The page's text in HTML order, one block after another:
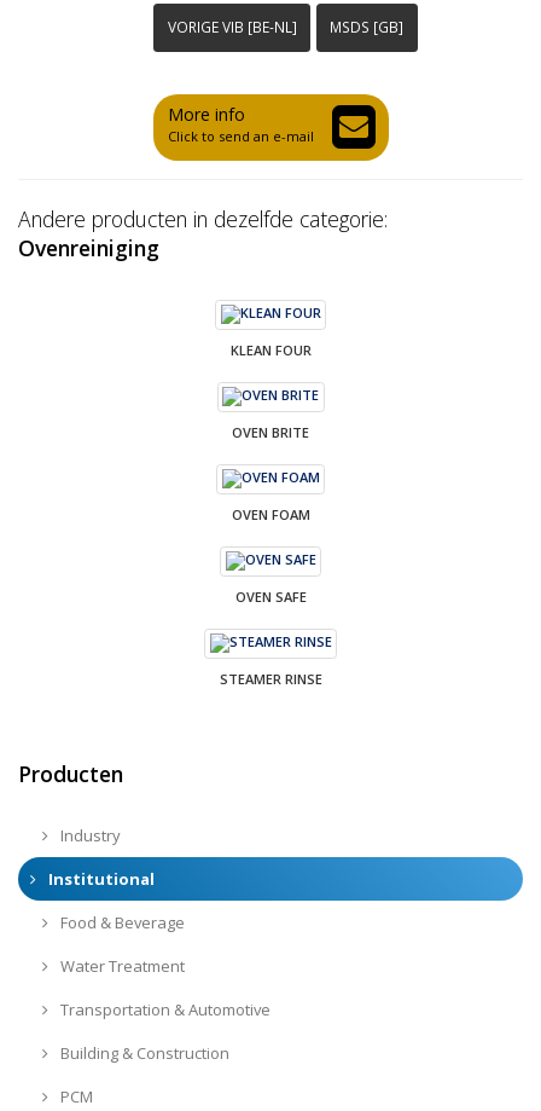
VORIGE VIB [BE-NL] MSDS [GB]
More info
Click to send an e-mail
Andere producten in dezelfde categorie:
Ovenreiniging
KLEAN FOUR
OVEN BRITE
OVEN FOAM
OVEN SAFE
STEAMER RINSE
Producten
Industry
Institutional
Food & Beverage
Water Treatment
Transportation & Automotive
Building & Construction
PCM